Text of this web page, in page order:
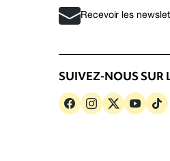
Recevoir les
SUIVEZ-NOUS SUR